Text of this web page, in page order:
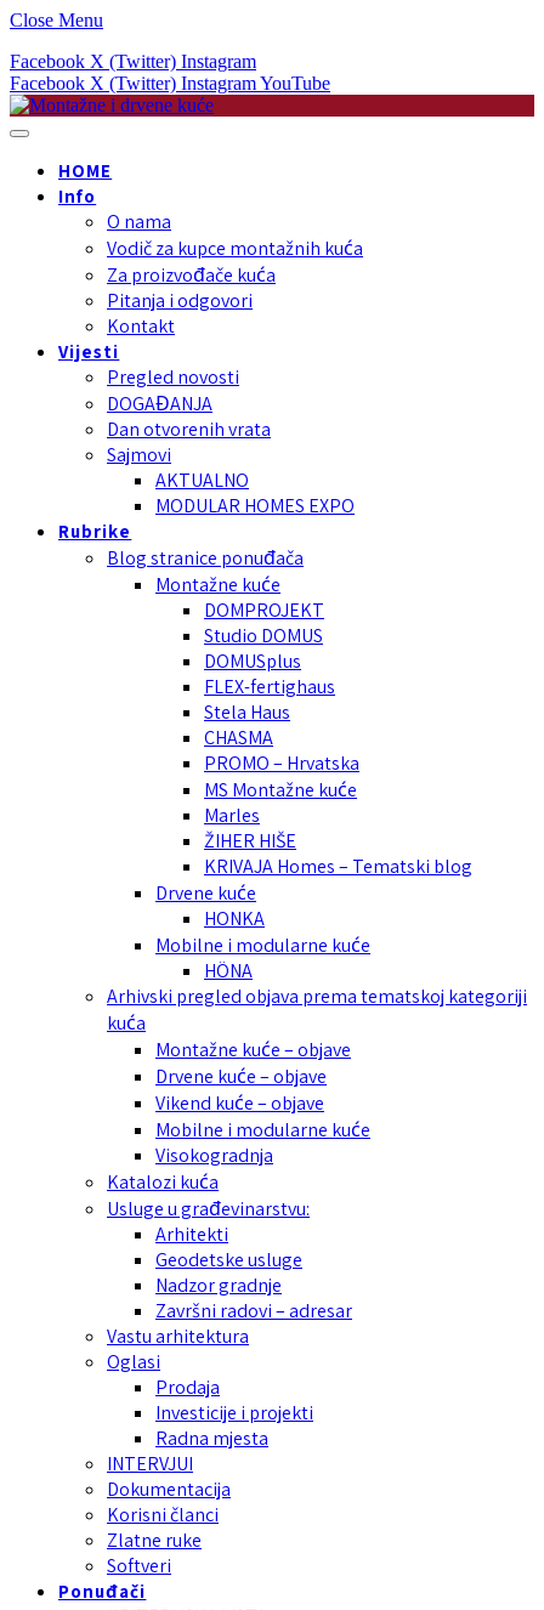
Close Menu
Facebook X (Twitter) Instagram
Facebook X (Twitter) InstagramYouTube
HOME
Info
O nama
Vodič za kupce montažnih kuća
Za proizvođače kuća
Pitanja i odgovori
Kontakt
Vijesti
Pregled novosti
DOGAĐANJA
Dan otvorenih vrata
Sajmovi
AKTUALNO
MODULAR HOMES EXPO
Rubrike
Blog stranice ponuđača
Montažne kuće
DOMPROJEKT
Studio DOMUS
DOMUSplus
FLEX-fertighaus
Stela Haus
CHASMA
PROMO – Hrvatska
MS Montažne kuće
Marles
ŽIHER HIŠE
KRIVAJA Homes – Tematski blog
Drvene kuće
HONKA
Mobilne i modularne kuće
HÖNA
Arhivski pregled objava prema tematskoj kategoriji
kuća
Montažne kuće – objave
Drvene kuće – objave
Vikend kuće – objave
Mobilne i modularne kuće
Visokogradnja
Katalozi kuća
Usluge u građevinarstvu:
Arhitekti
Geodetske usluge
Nadzor gradnje
Završni radovi – adresar
Vastu arhitektura
Oglasi
Prodaja
Investicije i projekti
Radna mjesta
INTERVJUI
Dokumentacija
Korisni članci
Zlatne ruke
Softveri
Ponuđači